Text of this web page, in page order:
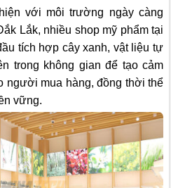
với môi trường ngày càng
Lắk, nhiều shop mỹ phẩm tại
tích hợp cây xanh, vật liệu tự
trong không gian để tạo cảm
người mua hàng, đồng thời thể
vững.